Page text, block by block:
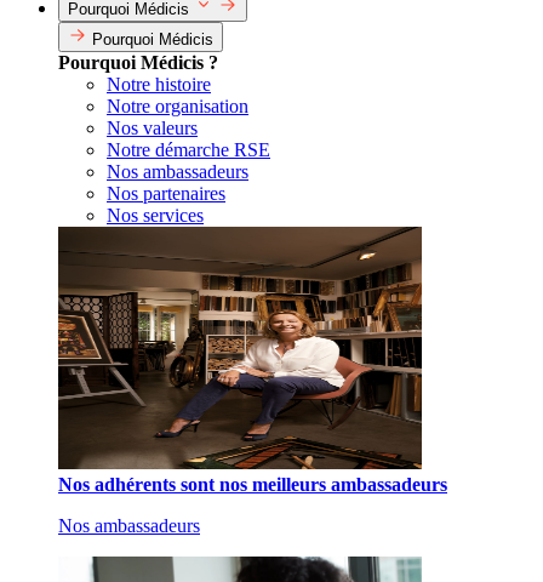
Pourquoi Médicis
Pourquoi Médicis
Pourquoi Médicis ?
Notre histoire
Notre organisation
Nos valeurs
Notre démarche RSE
Nos ambassadeurs
Nos partenaires
Nos services
Nos adhérents sont nos meilleurs ambassadeurs
Nos ambassadeurs